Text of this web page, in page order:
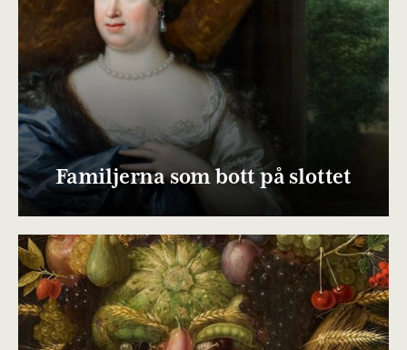
Familjerna som bott på slottet